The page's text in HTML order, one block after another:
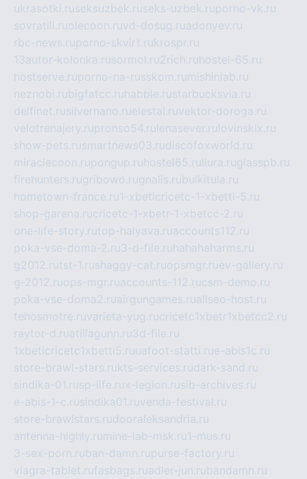
ukrasotki.ruseksuzbek.ruseks-uzbek.ruporno-vk.ru
sovratili.ruolecoon.ruvd-dosug.ruadonyev.ru
rbc-news.ruporno-skvirt.rukrospr.ru
13autor-kolonka.rusormol.ru2rich.ru hostel-65.ru
hostserve.ruporno-na-russkom.ru mishinlab.ru
neznobi.rubigfatcc.ru habble.rustarbucksvia.ru
delfinet.rusilvernano.ruelestal.ruvektor-doroga.ru
velotrenajery.rupronso54.ru lenasever.ru lovinskix.ru
show-pets.rusmartnews03.rudiscofoxworld.ru
miraclecoon.rupongup.ru hostel65.ru liura.ruglasspb.ru
firehunters.rugribowo.rugnalis.rubulkitula.ru
hometown-france.ru1-xbeticricetc-1-xbetti-5.ru
shop-garena.rucricetc-1-xbetr-1-xbetcc-2.ru
one-life-story.rutop-halyava.ruaccounts112.ru
poka-vse-doma-2.ru3-d-file.ru hahahaharms.ru
g2012.rutst-1.rushaggy-cat.ruopsmgr.ruev-gallery.ru
g-2012.ruops-mgr.ruaccounts-112.rucsm-demo.ru
poka-vse-doma2.ruairgungames.ruallseo-host.ru
tehosmotre.ruvarieta-yug.rucricetc1xbetr1xbetcc2.ru
raytor-d.ruatillagunn.ru3d-file.ru
1xbeticricetc1xbetti5.ruuafoot-statti.rue-abis1c.ru
store-brawl-stars.rukts-services.rudark-sand.ru
sindika-01.rusp-life.rux-legion.rusib-archives.ru
e-abis-1-c.rusindika01.ruvenda-festival.ru
store-brawlstars.rudooraleksandria.ru
antenna-highly.ru mine-lab-msk.ru1-mus.ru
3-sex-porn.ruban-damn.rupurse-factory.ru
viagra-tablet.rufasbags.ruadler-jun.rubandamn.ru